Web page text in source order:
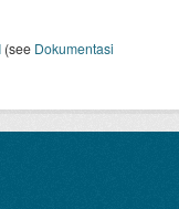
(see Dokumentasi